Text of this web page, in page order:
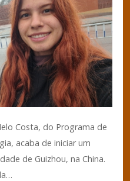
Costa, do Programa de
acaba de iniciar um
de Guizhou, na China.